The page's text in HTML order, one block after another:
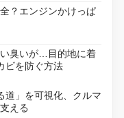
？エンジンかけっぱ
臭いが…目的地に着
ビを防ぐ方法
道」を可視化、クルマ
える